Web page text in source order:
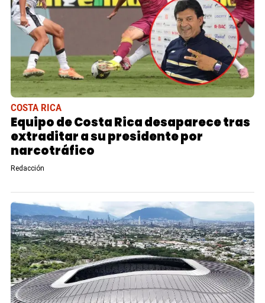
COSTA RICA
Equipo de Costa Rica desaparece tras
extraditar a su presidente por
narcotráfico
Redacción